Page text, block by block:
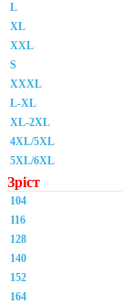
L
XL
XXL
S
XXXL
L-XL
XL-2XL
4XL/5XL
5XL/6XL
Зріст
104
116
128
140
152
164